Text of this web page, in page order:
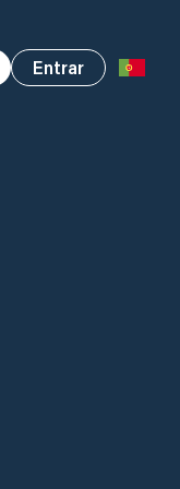
Entrar